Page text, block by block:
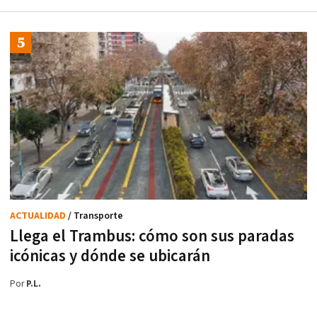
Llega el Trambus: cómo son sus paradas
icónicas y dónde se ubicarán
ACTUALIDAD / Transporte
PorP.L.